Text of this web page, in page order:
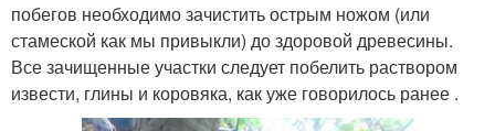
побегов необходимо зачистить острым ножом (или
стамеской как мы привыкли) до здоровой древесины.
Все зачищенные участки следует побелить раствором
извести, глины и коровяка, как уже говорилось ранее .